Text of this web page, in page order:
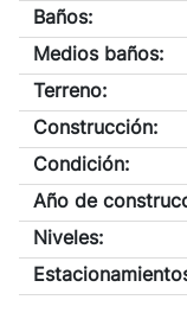
Baños:
Medios baños:
Terreno:
Construcción:
Condición:
Año de
Niveles: